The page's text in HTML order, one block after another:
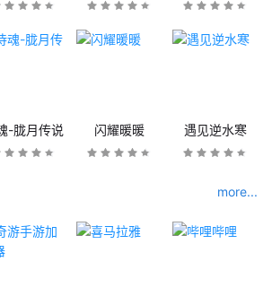
-胧月传说 闪耀暖暖 遇见逆水寒
more...